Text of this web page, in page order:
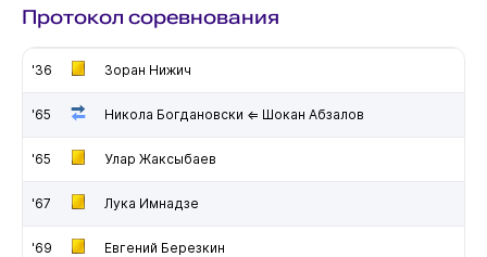
Протокол соревнования
'36 Зоран Нижич
'65 Никола Богдановски ⇐ Шокан Абзалов
'65 Улар Жаксыбаев
'67 Лука Имнадзе
'69 Евгений Березкин